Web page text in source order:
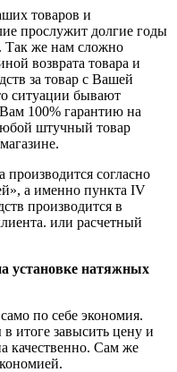
товаров и
прослужит долгие годы
же нам сложно
возврата товара и
за товар с Вашей
ситуации бывают
100% гарантию на
штучный товар
согласно
а именно пункта IV
производится в
или расчетный
установке натяжных
по себе экономия.
в итоге завысить цену и
качественно. Сам же